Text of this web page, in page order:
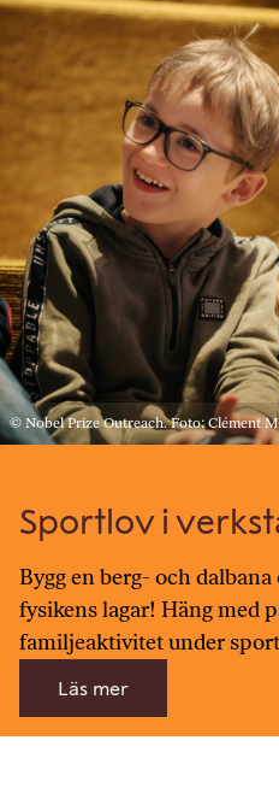
© Nobel Prize Outreach. Foto: Clément
Sportlov i
Bygg en berg- och
fysikens lagar! Häng med
familjeaktivitet under
Läs mer